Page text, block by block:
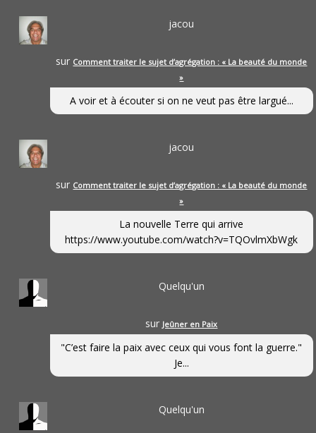
jacou
sur Comment traiter le sujet d’agrégation : « La beauté du monde
»
A voir et à écouter si on ne veut pas être largué...
jacou
sur Comment traiter le sujet d’agrégation : « La beauté du monde
»
La nouvelle Terre qui arrive
https://www.youtube.com/watch?v=TQOvlmXbWgk
Quelqu'un
sur Jeûner en Paix
"C’est faire la paix avec ceux qui vous font la guerre."
Je...
Quelqu'un